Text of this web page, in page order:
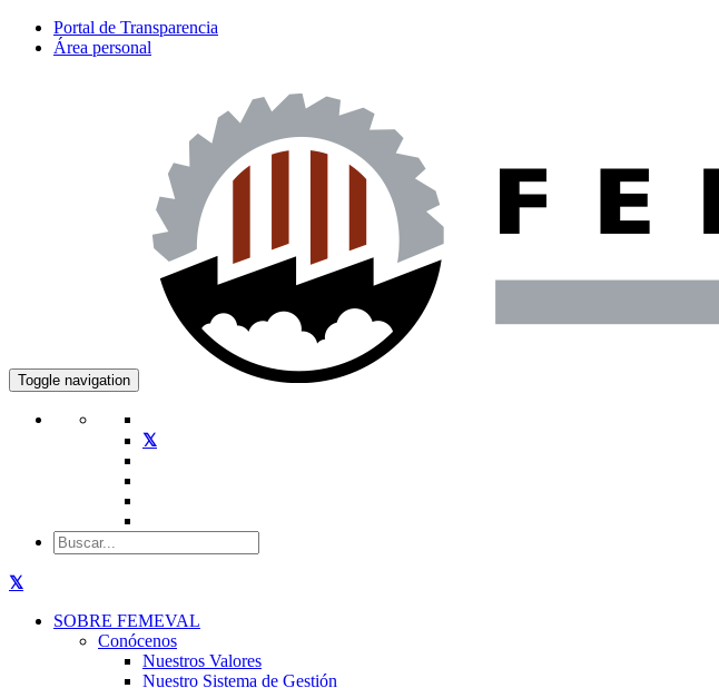
Portal de Transparencia
Área personal
Toggle navigation
SOBRE FEMEVAL
Conócenos
Nuestros Valores
Nuestro Sistema de Gestión